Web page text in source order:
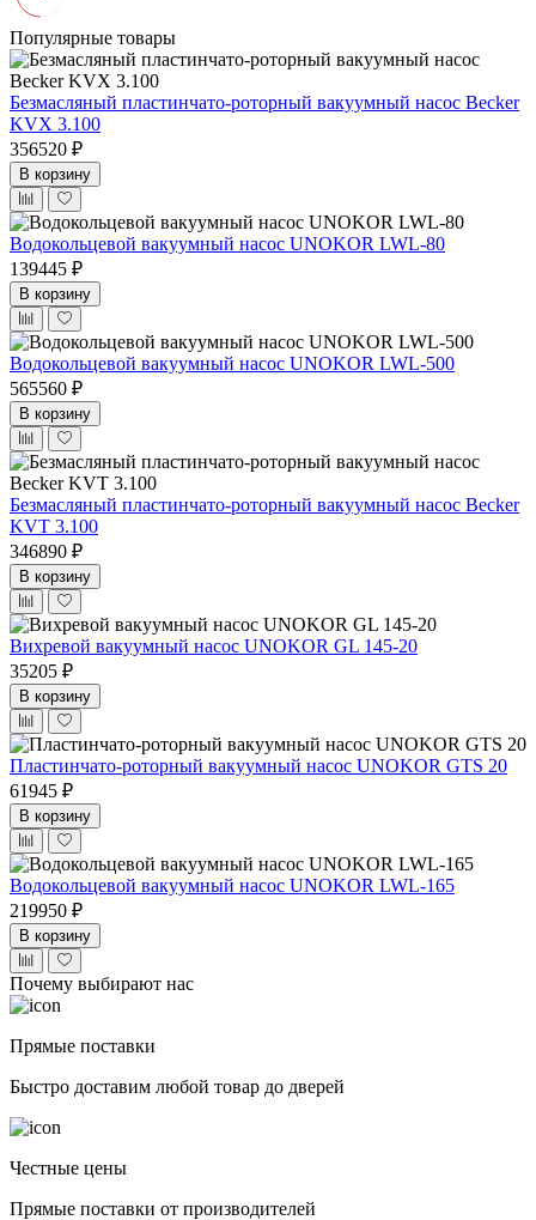
Популярные товары
Безмасляный пластинчато-роторный вакуумный насос Becker
KVX 3.100
356520 ₽
В корзину
Водокольцевой вакуумный насос UNOKOR LWL-80
139445 ₽
В корзину
Водокольцевой вакуумный насос UNOKOR LWL-500
565560 ₽
В корзину
Безмасляный пластинчато-роторный вакуумный насос Becker
KVT 3.100
346890 ₽
В корзину
Вихревой вакуумный насос UNOKOR GL 145-20
35205 ₽
В корзину
Пластинчато-роторный вакуумный насос UNOKOR GTS 20
61945 ₽
В корзину
Водокольцевой вакуумный насос UNOKOR LWL-165
219950 ₽
В корзину
Почему выбирают нас
Прямые поставки
Быстро доставим любой товар до дверей
Честные цены
Прямые поставки от производителей